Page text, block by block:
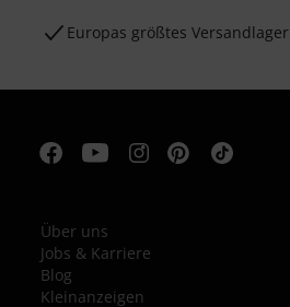
Europas größtes Versandlager
Über uns
Jobs & Karriere
Blog
Kleinanzeigen